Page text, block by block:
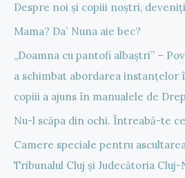
Despre noi și copiii noștri,
Mama? Da` Nuna aie bec?
„Doamna cu pantofi albaștri” –
a schimbat abordarea instanțelor
copiii a ajuns în manualele de
Nu-l scăpa din ochi. Întreabă-te
Camere speciale pentru
Tribunalul Cluj și Judecătoria Cluj-